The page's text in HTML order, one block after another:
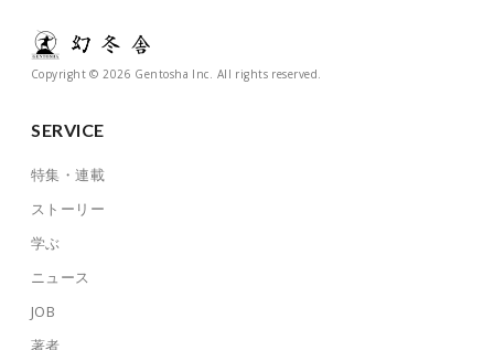
Copyright © 2026 Gentosha Inc. All rights reserved.
SERVICE
特集・連載
ストーリー
学ぶ
ニュース
JOB
著者